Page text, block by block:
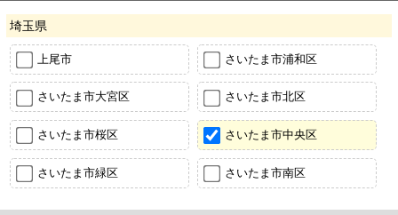
埼玉県
上尾市 さいたま市浦和区
さいたま市大宮区 さいたま市北区
さいたま市桜区 さいたま市中央区
さいたま市緑区 さいたま市南区